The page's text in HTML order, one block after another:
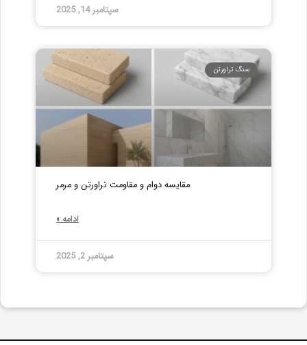
سپتامبر 14, 2025
سنگ تراورتن
مقایسه دوام و مقاومت تراورتن و مرمر
ادامه »
سپتامبر 2, 2025